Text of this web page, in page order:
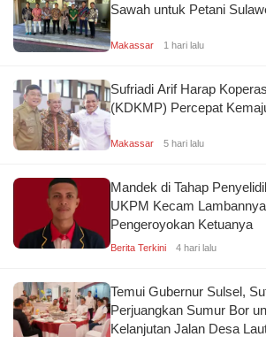
Sawah untuk Petani
Makassar 1 hari lalu
Sufriadi Arif Harap
(KDKMP) Percepat
Makassar 5 hari lalu
Mandek di Tahap
UKPM Kecam
Pengeroyokan Ketuanya
Berita Terkini 4 hari lalu
Temui Gubernur Sulsel,
Perjuangkan Sumur Bor
Kelanjutan Jalan Desa